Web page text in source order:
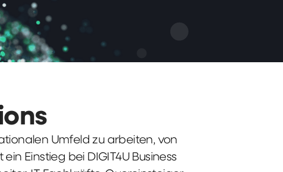
Umfeld zu arbeiten, von
Einstieg bei DIGIT4U Business